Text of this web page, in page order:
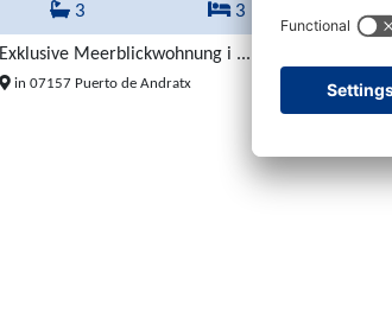
3 3
Exklusive Meerblickwohnung i ...
in 07157 Puerto de Andratx